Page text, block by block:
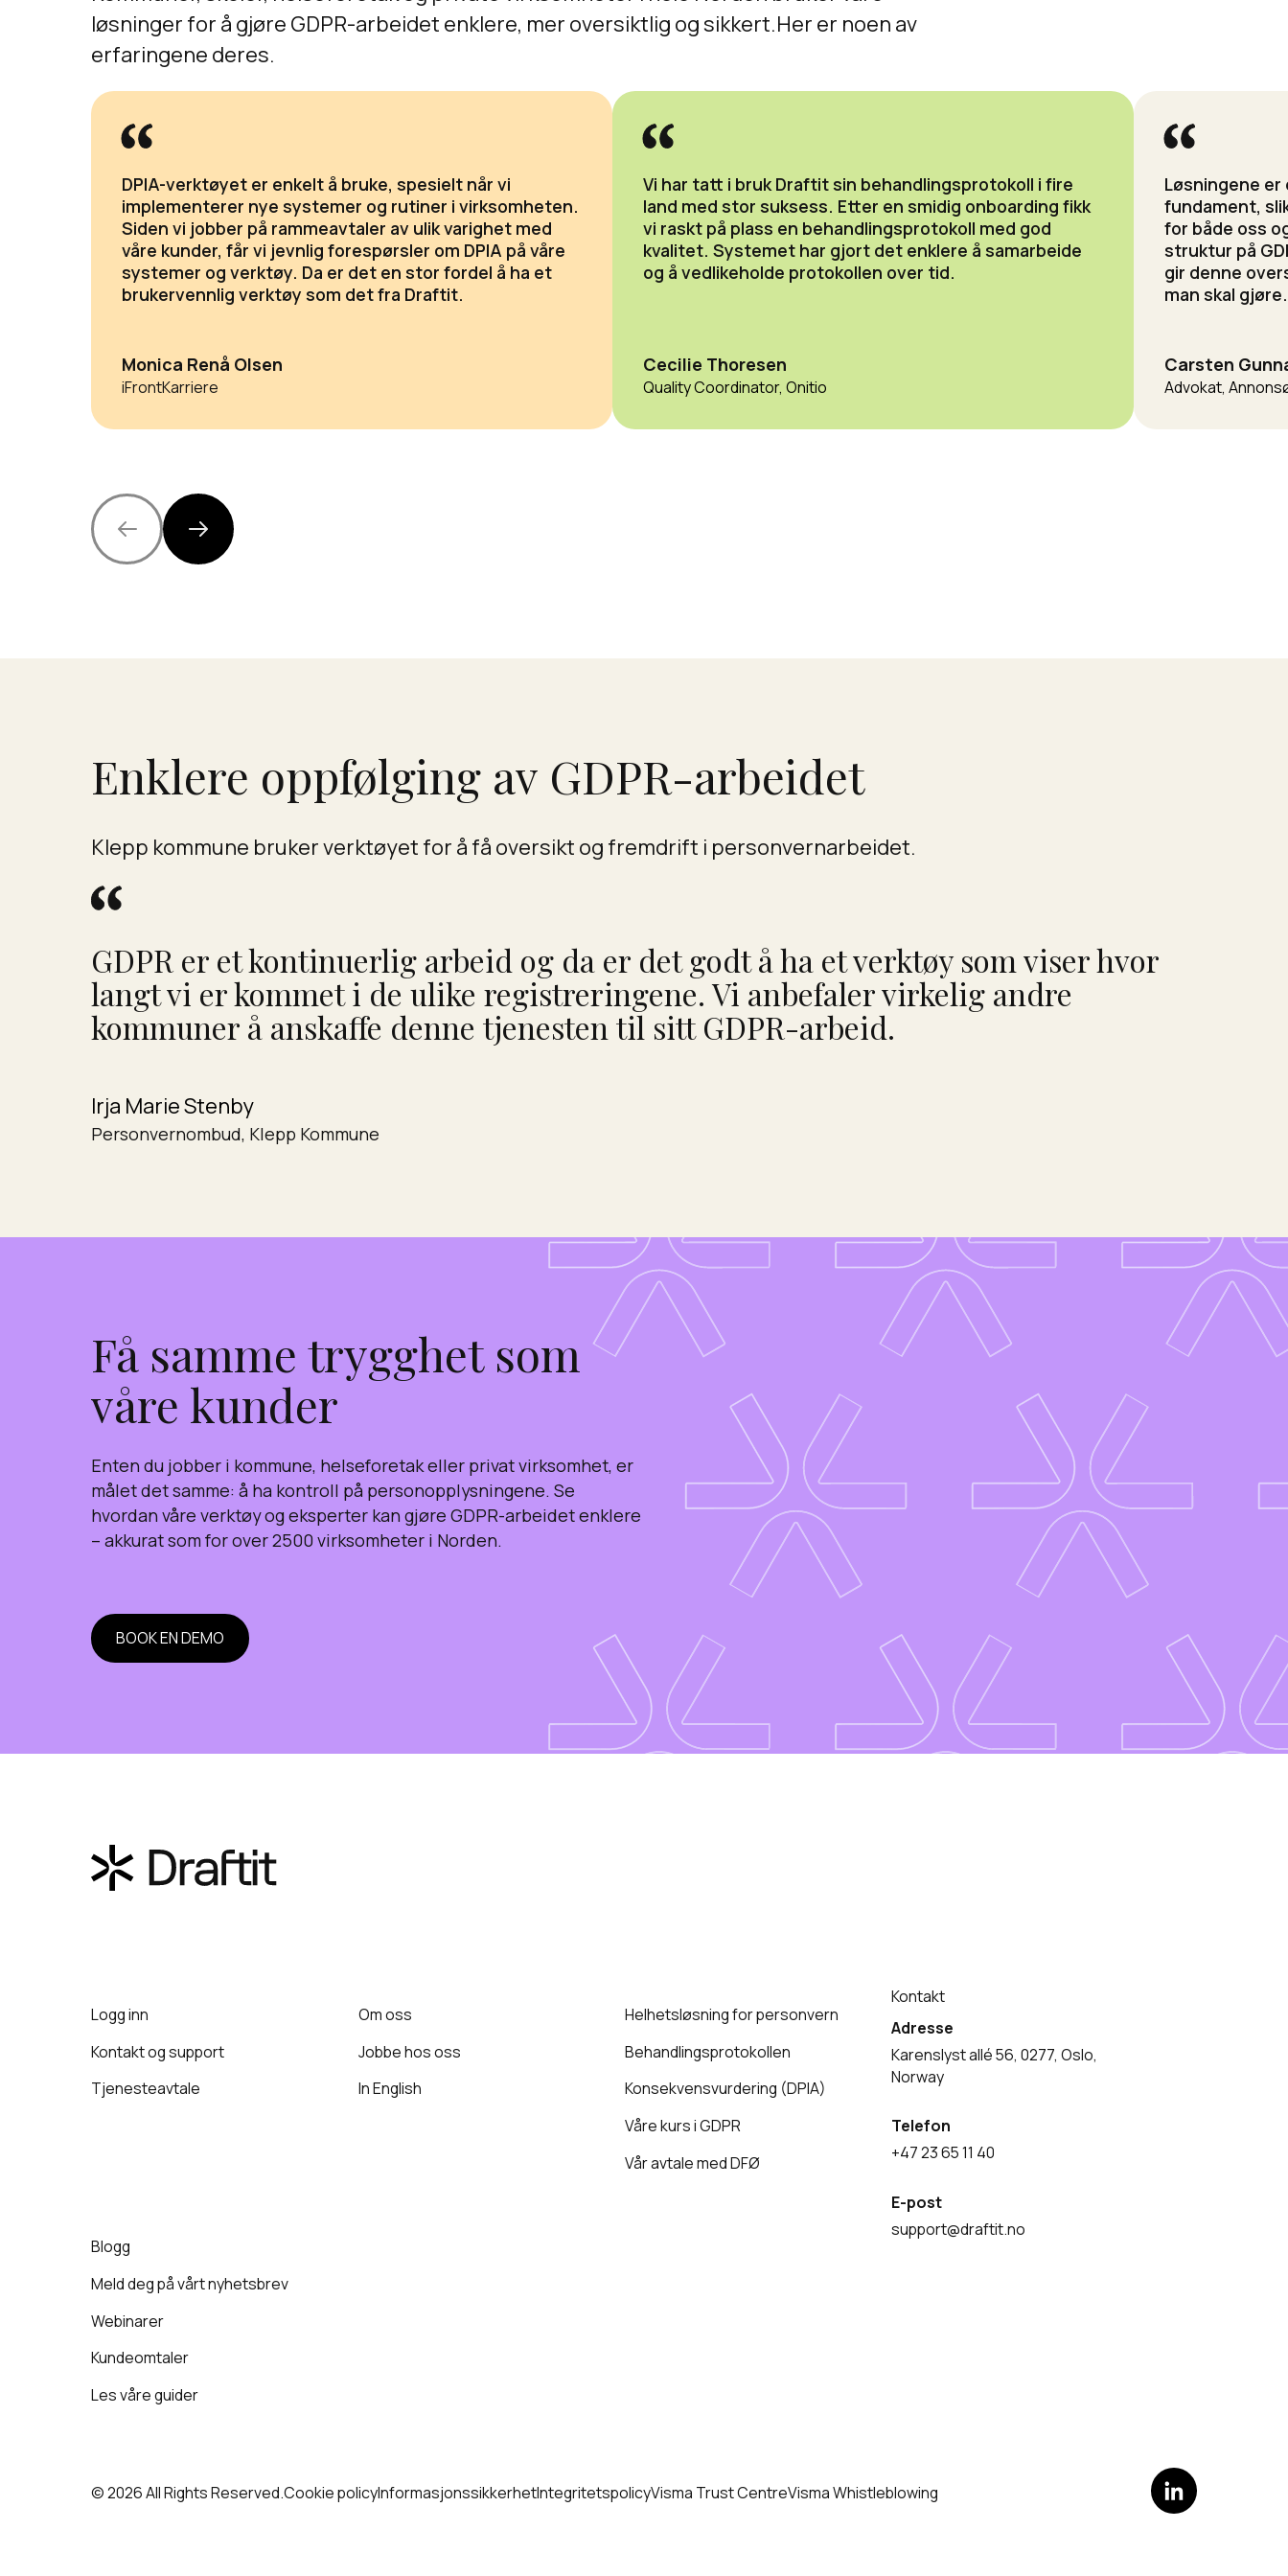
løsninger for å gjøre GDPR-arbeidet enklere, mer oversiktlig og sikkert.Her er noen av
erfaringene deres.
DPIA-verktøyet er enkelt å bruke, spesielt når vi
implementerer nye systemer og rutiner i virksomheten.
Siden vi jobber på rammeavtaler av ulik varighet med
våre kunder, får vi jevnlig forespørsler om DPIA på våre
systemer og verktøy. Da er det en stor fordel å ha et
brukervennlig verktøy som det fra Draftit.
Monica Renå Olsen
iFrontKarriere
Vi har tatt i bruk Draftit sin behandlingsprotokoll i fire
land med stor suksess. Etter en smidig onboarding fikk
vi raskt på plass en behandlingsprotokoll med god
kvalitet. Systemet har gjort det enklere å samarbeide
og å vedlikeholde protokollen over tid.
Cecilie Thoresen
Quality Coordinator, Onitio
Løsningene er
fundament,
for både oss
struktur på
gir denne
man skal gjøre.
Carsten
Advokat,
Enklere oppfølging av GDPR-arbeidet
Klepp kommune bruker verktøyet for å få oversikt og fremdrift i personvernarbeidet.
GDPR er et kontinuerlig arbeid og da er det godt å ha et verktøy som viser hvor
langt vi er kommet i de ulike registreringene. Vi anbefaler virkelig andre
kommuner å anskaffe denne tjenesten til sitt GDPR-arbeid.
Irja Marie Stenby
Personvernombud, Klepp Kommune
Få samme trygghet som
våre kunder
Enten du jobber i kommune, helseforetak eller privat virksomhet, er
målet det samme: å ha kontroll på personopplysningene. Se
hvordan våre verktøy og eksperter kan gjøre GDPR-arbeidet enklere
– akkurat som for over 2500 virksomheter i Norden.
BOOK EN DEMO
Logg inn
Kontakt og support
Tjenesteavtale
Om oss
Jobbe hos oss
In English
Helhetsløsning for personvern
Behandlingsprotokollen
Konsekvensvurdering (DPIA)
Våre kurs i GDPR
Vår avtale med DFØ
Blogg
Meld deg på vårt nyhetsbrev
Webinarer
Kundeomtaler
Les våre guider
Kontakt
Adresse
Karenslyst allé 56, 0277, Oslo,
Norway
Telefon
+47 23 65 11 40
E-post
support@draftit.no
© 2026 All Rights Reserved.Cookie policyInformasjonssikkerhetIntegritetspolicyVisma Trust CentreVisma Whistleblowing